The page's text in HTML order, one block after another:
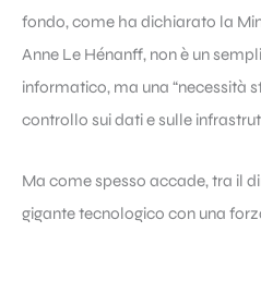
fondo, come ha dichiarato la
Anne Le Hénanff, non è un
informatico, ma una “necessità
controllo sui dati e sulle
Ma come spesso accade, tra il
gigante tecnologico con una